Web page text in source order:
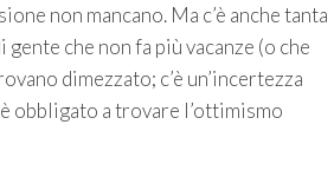
non mancano. Ma c’è anche tanta
che non fa più vacanze (o che
dimezzato; c’è un’incertezza
obbligato a trovare l’ottimismo